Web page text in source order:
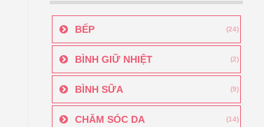
BẾP (24)
BÌNH GIỮ NHIỆT (2)
BÌNH SỮA (9)
CHĂM SÓC DA (14)